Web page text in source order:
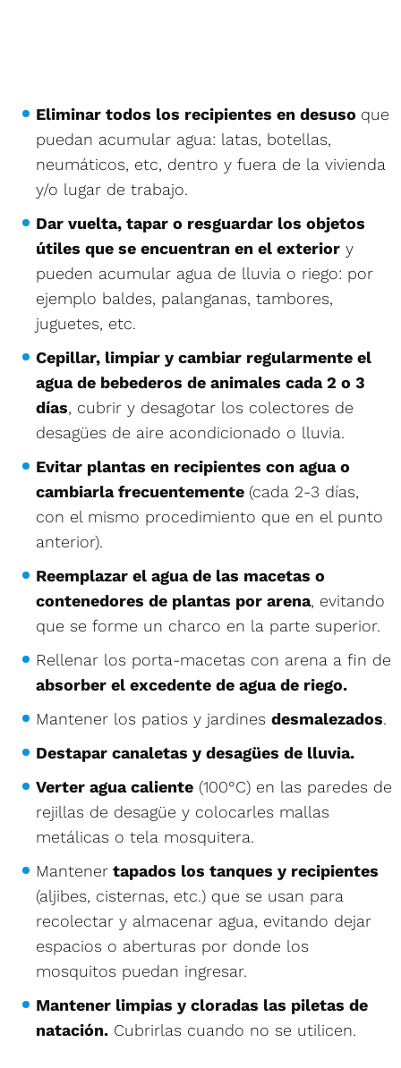
Eliminar todos los recipientes en desuso que
puedan acumular agua: latas, botellas,
neumáticos, etc, dentro y fuera de la vivienda
y/o lugar de trabajo.
Dar vuelta, tapar o resguardar los objetos
útiles que se encuentran en el exterior y
pueden acumular agua de lluvia o riego: por
ejemplo baldes, palanganas, tambores,
juguetes, etc.
Cepillar, limpiar y cambiar regularmente el
agua de bebederos de animales cada 2 o 3
días, cubrir y desagotar los colectores de
desagües de aire acondicionado o lluvia.
Evitar plantas en recipientes con agua o
cambiarla frecuentemente (cada 2-3 días,
con el mismo procedimiento que en el punto
anterior).
Reemplazar el agua de las macetas o
contenedores de plantas por arena, evitando
que se forme un charco en la parte superior.
Rellenar los porta-macetas con arena a fin de
absorber el excedente de agua de riego.
Mantener los patios y jardines desmalezados.
Destapar canaletas y desagües de lluvia.
Verter agua caliente (100°C) en las paredes de
rejillas de desagüe y colocarles mallas
metálicas o tela mosquitera.
Mantener tapados los tanques y recipientes
(aljibes, cisternas, etc.) que se usan para
recolectar y almacenar agua, evitando dejar
espacios o aberturas por donde los
mosquitos puedan ingresar.
Mantener limpias y cloradas las piletas de
natación. Cubrirlas cuando no se utilicen.